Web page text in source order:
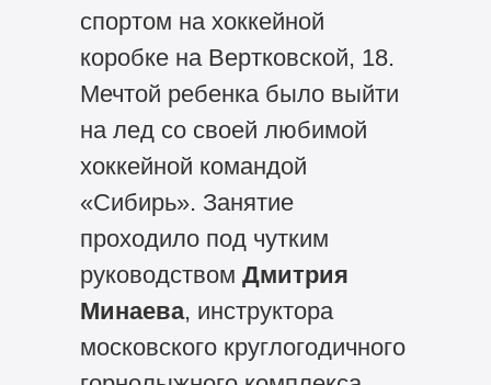
спортом на хоккейной
коробке на Вертковской, 18.
Мечтой ребенка было выйти
на лед со своей любимой
хоккейной командой
«Сибирь». Занятие
проходило под чутким
руководством Дмитрия
Минаева, инструктора
московского круглогодичного